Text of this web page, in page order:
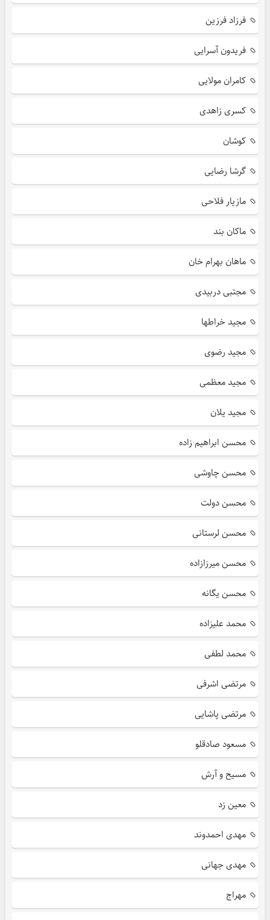
فرزاد فرزین
فریدون آسرایی
کامران مولایی
کسری زاهدی
کوشان
گرشا رضایی
مازیار فلاحی
ماکان بند
ماهان بهرام خان
مجتبی دربیدی
مجید خراطها
مجید رضوی
مجید معظمی
مجید یلان
محسن ابراهیم زاده
محسن چاوشی
محسن دولت
محسن لرستانی
محسن میرزازاده
محسن یگانه
محمد علیزاده
محمد لطفی
مرتضی اشرفی
مرتضی پاشایی
مسعود صادقلو
مسیح و آرش
معین زد
مهدی احمدوند
مهدی جهانی
مهراج